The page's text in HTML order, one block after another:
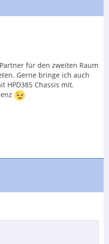
für den zweiten Raum
Gerne bringe ich auch
HPD385 Chassis mit.